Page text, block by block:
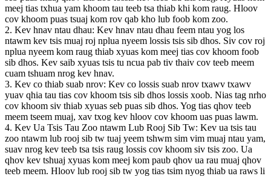
meej tias txhua yam khoom tau teeb tsa thiab khi kom raug. Hloov
cov khoom puas tsuaj kom rov qab kho lub foob kom zoo.
2. Kev hnav ntau dhau: Kev hnav ntau dhau feem ntau yog los
ntawm kev tsis muaj roj nplua nyeem lossis tsis sib dhos. Siv cov roj
nplua nyeem kom raug thiab xyuas kom meej tias cov khoom foob
sib dhos. Kev saib xyuas tsis tu ncua pab tiv thaiv cov teeb meem
cuam tshuam nrog kev hnav.
3. Kev co thiab suab nrov: Kev co lossis suab nrov txawv txawv
yuav qhia tau tias cov khoom tsis sib dhos lossis xoob. Nias tag nrho
cov khoom siv thiab xyuas seb puas sib dhos. Yog tias qhov teeb
meem tseem muaj, xav txog kev hloov cov khoom uas puas lawm.
4. Kev Ua Tsis Tau Zoo ntawm Lub Rooj Sib Tw: Kev ua tsis tau
zoo ntawm lub rooj sib tw tuaj yeem tshwm sim vim muaj ntau yam,
suav nrog kev teeb tsa tsis raug lossis cov khoom siv tsis zoo. Ua
qhov kev tshuaj xyuas kom meej kom paub qhov ua rau muaj qhov
teeb meem. Hloov lub rooj sib tw yog tias tsim nyog thiab ua raws li